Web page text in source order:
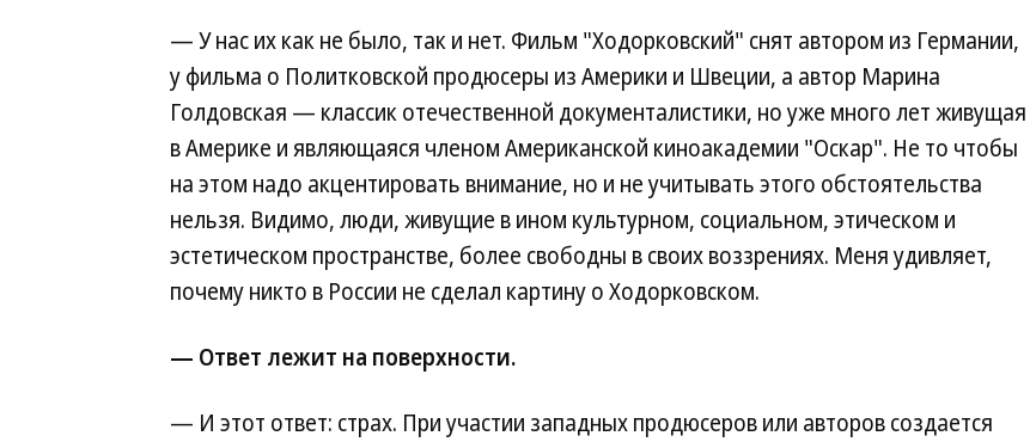
— У нас их как не было, так и нет. Фильм "Ходорковский" снят автором из Германии,
у фильма о Политковской продюсеры из Америки и Швеции, а автор Марина
Голдовская — классик отечественной документалистики, но уже много лет живущая
в Америке и являющаяся членом Американской киноакадемии "Оскар". Не то чтобы
на этом надо акцентировать внимание, но и не учитывать этого обстоятельства
нельзя. Видимо, люди, живущие в ином культурном, социальном, этическом и
эстетическом пространстве, более свободны в своих воззрениях. Меня удивляет,
почему никто в России не сделал картину о Ходорковском.
— Ответ лежит на поверхности.
— И этот ответ: страх. При участии западных продюсеров или авторов создается